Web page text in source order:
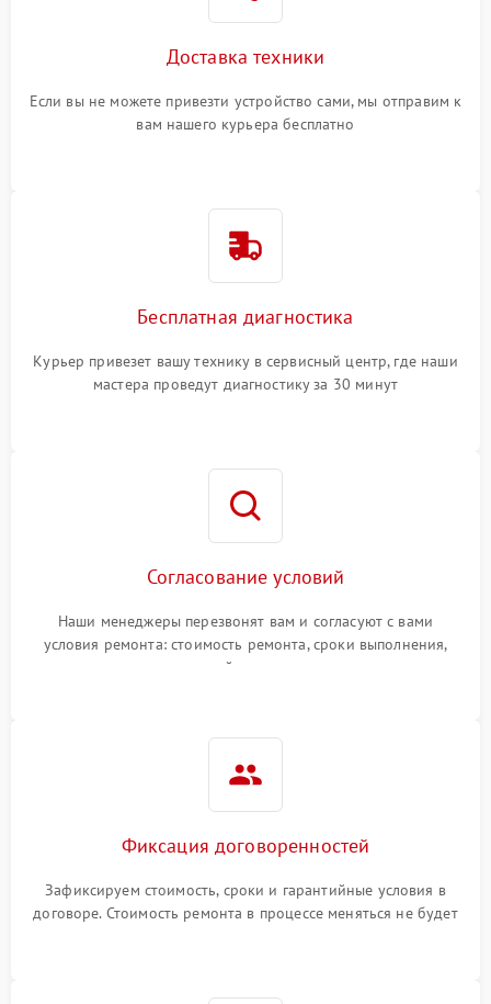
Доставка техники
Если вы не можете привезти устройство сами, мы отправим к
вам нашего курьера бесплатно
Бесплатная диагностика
Курьер привезет вашу технику в сервисный центр, где наши
мастера проведут диагностику за 30 минут
Согласование условий
Наши менеджеры перезвонят вам и согласуют с вами
условия ремонта: стоимость ремонта, сроки выполнения,
гарантийные условия
Фиксация договоренностей
Зафиксируем стоимость, сроки и гарантийные условия в
договоре. Стоимость ремонта в процессе меняться не будет